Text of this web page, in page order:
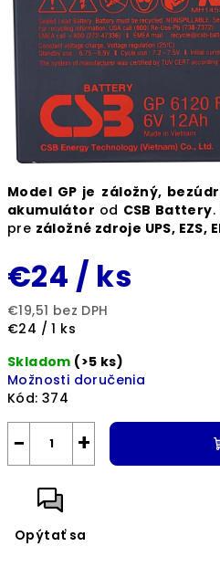
Model GP je záložný,
akumulátor od CSB Battery
pre záložné zdroje UPS, EZS,
€24 / ks
€19,51 bez DPH
Jednotková
€24 / 1 ks
Skladom (>5 ks)
Možnosti doručenia
Kód: 374
+
−
Opýtať sa